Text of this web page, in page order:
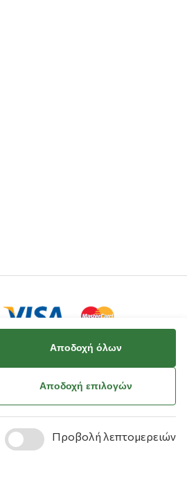
Αποδοχή όλων
Αποδοχή επιλογών
Προβολή λεπτομερειών